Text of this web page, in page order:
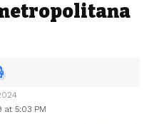
at 5:03 PM